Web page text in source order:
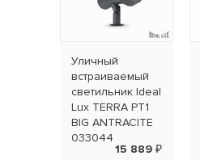
Уличный
встраиваемый
светильник Ideal
Lux TERRA PT1
BIG ANTRACITE
033044
15 889 ₽